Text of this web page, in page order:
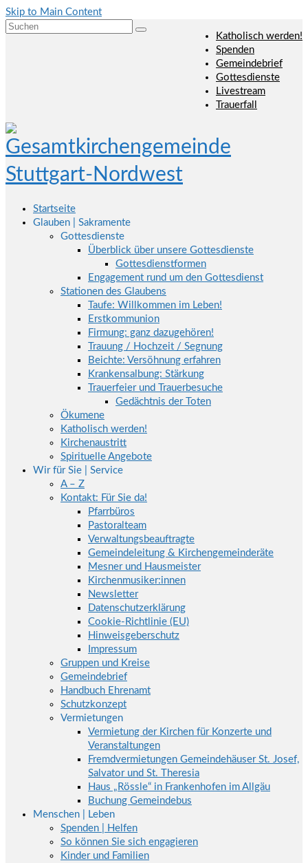
Skip to Main Content
Katholisch werden!
Spenden
Gemeindebrief
Gottesdienste
Livestream
Trauerfall
Suchen
Startseite
Glauben | Sakramente
Gottesdienste
Überblick über unsere Gottesdienste
Gottesdienstformen
Engagement rund um den Gottesdienst
Stationen des Glaubens
Taufe: Willkommen im Leben!
Erstkommunion
Firmung: ganz dazugehören!
Trauung / Hochzeit / Segnung
Beichte: Versöhnung erfahren
Krankensalbung: Stärkung
Trauerfeier und Trauerbesuche
Gedächtnis der Toten
Ökumene
Katholisch werden!
Kirchenaustritt
Spirituelle Angebote
Wir für Sie | Service
A – Z
Kontakt: Für Sie da!
Pfarrbüros
Pastoralteam
Verwaltungsbeauftragte
Gemeindeleitung & Kirchengemeinderäte
Mesner und Hausmeister
Kirchenmusiker:innen
Newsletter
Datenschutzerklärung
Cookie-Richtlinie (EU)
Hinweisgeberschutz
Impressum
Gruppen und Kreise
Gemeindebrief
Handbuch Ehrenamt
Schutzkonzept
Vermietungen
Vermietung der Kirchen für Konzerte und
Veranstaltungen
Fremdvermietungen Gemeindehäuser St. Josef,
Salvator und St. Theresia
Haus „Rössle“ in Frankenhofen im Allgäu
Buchung Gemeindebus
Menschen | Leben
Spenden | Helfen
So können Sie sich engagieren
Kinder und Familien